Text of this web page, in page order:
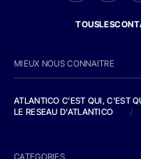
MIEUX NOUS CONNAITRE
ATLANTICO C'EST QUI, C'EST
LE RESEAU D'ATLANTICO
/
CATEGORIES